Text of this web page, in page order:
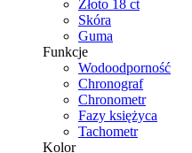
Złoto 18 ct
Skóra
Guma
Funkcje
Wodoodporność
Chronograf
Chronometr
Fazy księżyca
Tachometr
Kolor